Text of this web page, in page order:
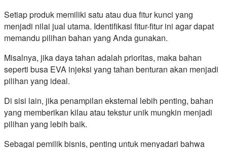
Setiap produk memiliki satu atau dua fitur kunci yang
menjadi nilai jual utama. Identifikasi fitur-fitur ini agar dapat
memandu pilihan bahan yang Anda gunakan.
Misalnya, jika daya tahan adalah prioritas, maka bahan
seperti busa EVA injeksi yang tahan benturan akan menjadi
pilihan yang ideal.
Di sisi lain, jika penampilan eksternal lebih penting, bahan
yang memberikan kilau atau tekstur unik mungkin menjadi
pilihan yang lebih baik.
Sebagai pemilik bisnis, penting untuk menyadari bahwa